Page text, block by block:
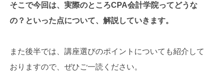
そこで今回は、実際のところCPA会計学院ってどうな
の？といった点について、解説していきます。
また後半では、講座選びのポイントについても紹介して
おりますので、ぜひご一読ください。